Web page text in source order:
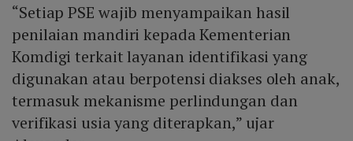
“Setiap PSE wajib menyampaikan hasil
penilaian mandiri kepada Kementerian
Komdigi terkait layanan identifikasi yang
digunakan atau berpotensi diakses oleh anak,
termasuk mekanisme perlindungan dan
verifikasi usia yang diterapkan,” ujar